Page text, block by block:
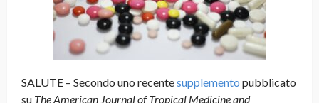
SALUTE – Secondo uno recentesupplemento pubblicato
su The American Journal of Tropical Medicine and